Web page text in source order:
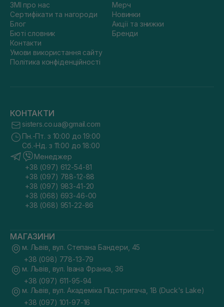
ЗМІ про нас
Сертифікати та нагороди
Блог
Бюті словник
Контакти
Умови використання сайту
Політика конфіденційності
Мерч
Новинки
Акції та знижки
Бренди
КОНТАКТИ
sisters.co.ua@gmail.com
Пн.-Пт. з 10:00 до 19:00
Сб.-Нд. з 11:00 до 18:00
Менеджер
+38 (097) 612-54-81
+38 (097) 788-12-88
+38 (097) 983-41-20
+38 (068) 693-46-00
+38 (068) 951-22-86
МАГАЗИНИ
м. Львів, вул. Степана Бандери, 45
+38 (098) 778-13-79
м. Львів, вул. Івана Франка, 36
+38 (097) 611-95-94
м. Львів, вул. Академіка Підстригача, 1В (Duck's Lake)
+38 (097) 101-97-16